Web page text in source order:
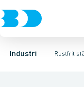
Industri Rustfrit
VentilerRustfrit stål
Svejsefittings ASTM
Bøjninger Indsv.